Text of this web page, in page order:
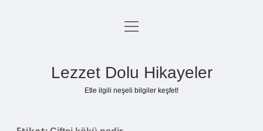
Anasayfa
menüyü
Lezzet Dolu Hikayeler
Etle ilgili neşeli bilgiler keşfet!